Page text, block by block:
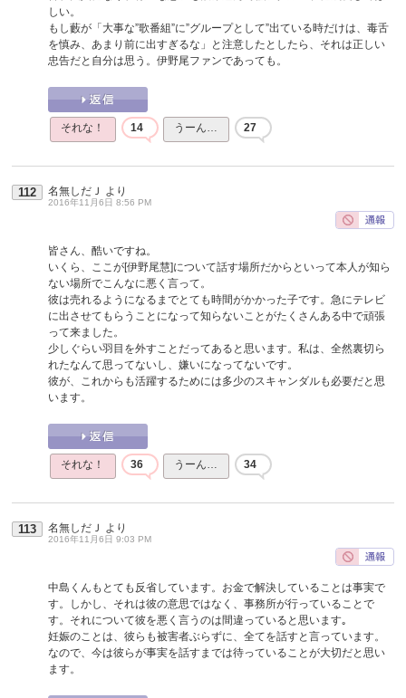
しい。
もし藪が「大事な”歌番組”に”グループとして”出ている時だけは、毒舌
を慎み、あまり前に出すぎるな」と注意したとしたら、それは正しい
忠告だと自分は思う。伊野尾ファンであっても。
それな！ 14 うーん… 27
112 名無しだＪ より
2016年11月6日 8:56 PM
皆さん、酷いですね。
いくら、ここが[伊野尾慧]について話す場所だからといって本人が知ら
ない場所でこんなに悪く言って。
彼は売れるようになるまでとても時間がかかった子です。急にテレビ
に出させてもらうことになって知らないことがたくさんある中で頑張
って来ました。
少しぐらい羽目を外すことだってあると思います。私は、全然裏切ら
れたなんて思ってないし、嫌いになってないです。
彼が、これからも活躍するためには多少のスキャンダルも必要だと思
います。
それな！ 36 うーん… 34
113 名無しだＪ より
2016年11月6日 9:03 PM
中島くんもとても反省しています。お金で解決していることは事実で
す。しかし、それは彼の意思ではなく、事務所が行っていることで
す。それについて彼を悪く言うのは間違っていると思います｡
妊娠のことは、彼らも被害者ぶらずに、全てを話すと言っています。
なので、今は彼らが事実を話すまでは待っていることが大切だと思い
ます。